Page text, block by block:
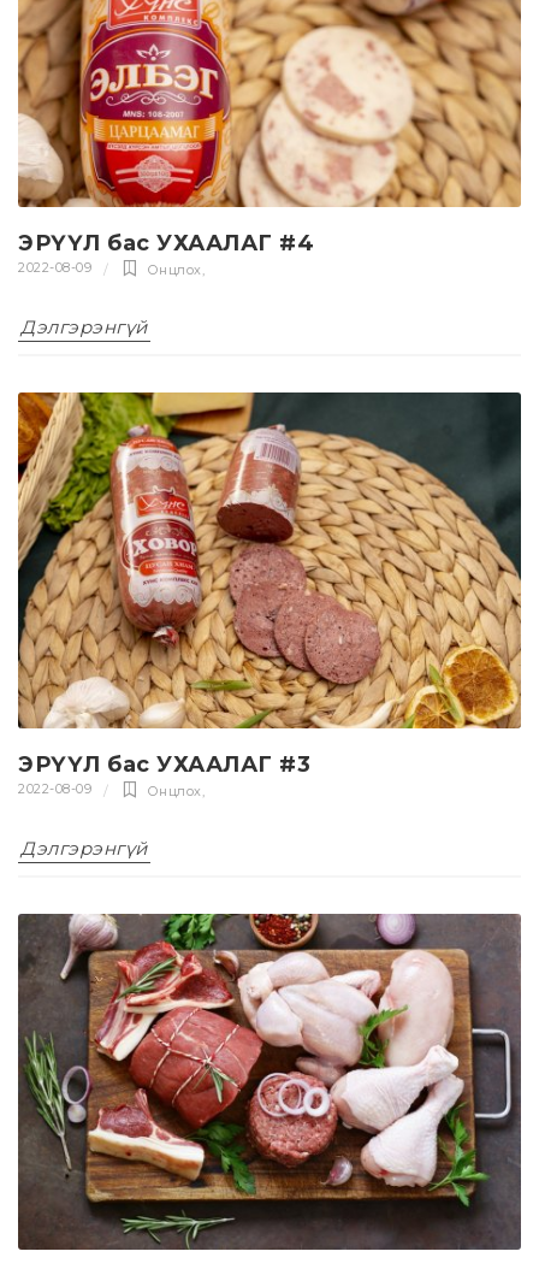
ЭРҮҮЛ бас УХААЛАГ #4
2022-08-09 Онцлох,
Дэлгэрэнгүй
ЭРҮҮЛ бас УХААЛАГ #3
2022-08-09 Онцлох,
Дэлгэрэнгүй